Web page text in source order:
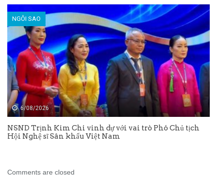
NGÔI SAO
6/08/2026
NSND Trịnh Kim Chi vinh dự với vai trò Phó Chủ tịch
Hội Nghệ sĩ Sân khấu Việt Nam
Comments are closed